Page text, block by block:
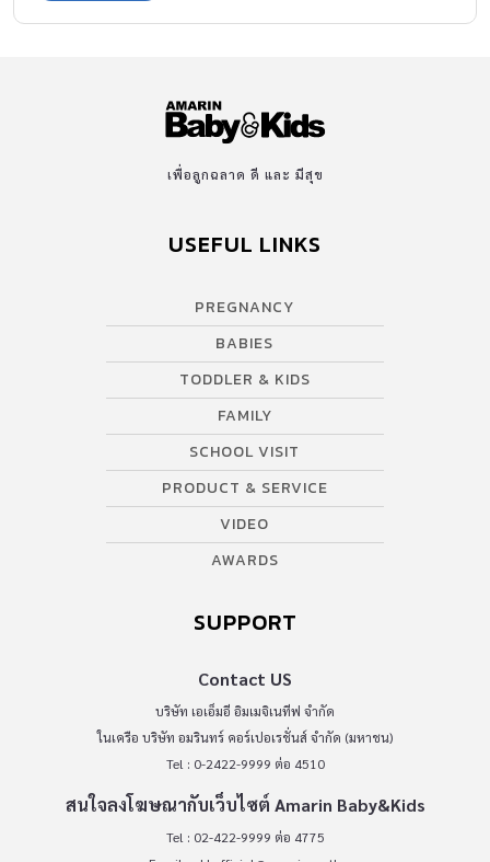
เพื่อลูกฉลาด ดี และ มีสุข
USEFUL LINKS
PREGNANCY
BABIES
TODDLER & KIDS
FAMILY
SCHOOL VISIT
PRODUCT & SERVICE
VIDEO
AWARDS
SUPPORT
Contact US
บริษัท เอเอ็มอี อิมเมจิเนทีฟ จำกัด
ในเครือ บริษัท อมรินทร์ คอร์เปอเรชั่นส์ จำกัด (มหาชน)
Tel : 0-2422-9999 ต่อ 4510
สนใจลงโฆษณากับเว็บไซต์ Amarin Baby&Kids
Tel : 02-422-9999 ต่อ 4775